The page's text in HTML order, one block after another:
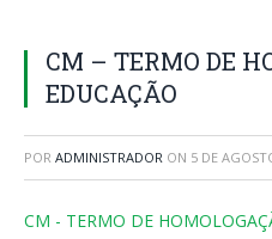
CM – TERMO DE
EDUCAÇÃO
POR ADMINISTRADOR ON 5 DE
CM - TERMO DE